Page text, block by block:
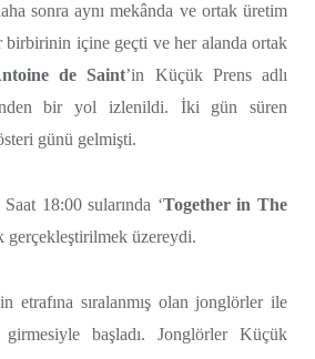
sonra aynı mekânda ve ortak üretim
içine geçti ve her alanda ortak
de Saint’in Küçük Prens adlı
bir yol izlenildi. İki gün süren
günü gelmişti.
18:00 sularında ‘Together in The
gerçekleştirilmek üzereydi.
etrafına sıralanmış olan jonglörler ile
başladı. Jonglörler Küçük